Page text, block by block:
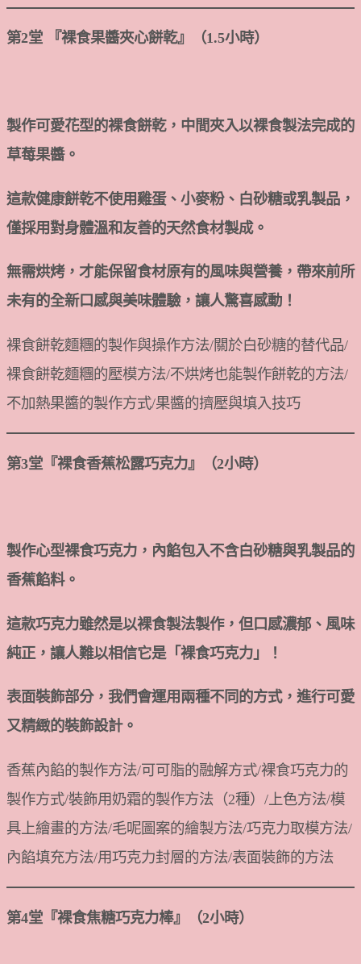
第2堂 『裸食果醬夾心餅乾』（1.5小時）
製作可愛花型的裸食餅乾，中間夾入以裸食製法完成的
草莓果醬。
這款健康餅乾不使用雞蛋、小麥粉、白砂糖或乳製品，
僅採用對身體溫和友善的天然食材製成。
無需烘烤，才能保留食材原有的風味與營養，帶來前所
未有的全新口感與美味體驗，讓人驚喜感動！
裸食餅乾麵糰的製作與操作方法/關於白砂糖的替代品/
裸食餅乾麵糰的壓模方法/不烘烤也能製作餅乾的方法/
不加熱果醬的製作方式/果醬的擠壓與填入技巧
第3堂『裸食香蕉松露巧克力』（2小時）
製作心型裸食巧克力，內餡包入不含白砂糖與乳製品的
香蕉餡料。
這款巧克力雖然是以裸食製法製作，但口感濃郁、風味
純正，讓人難以相信它是「裸食巧克力」！
表面裝飾部分，我們會運用兩種不同的方式，進行可愛
又精緻的裝飾設計。
香蕉內餡的製作方法/可可脂的融解方式/裸食巧克力的
製作方式/裝飾用奶霜的製作方法（2種）/上色方法/模
具上繪畫的方法/毛呢圖案的繪製方法/巧克力取模方法/
內餡填充方法/用巧克力封層的方法/表面裝飾的方法
第4堂『裸食焦糖巧克力棒』（2小時）